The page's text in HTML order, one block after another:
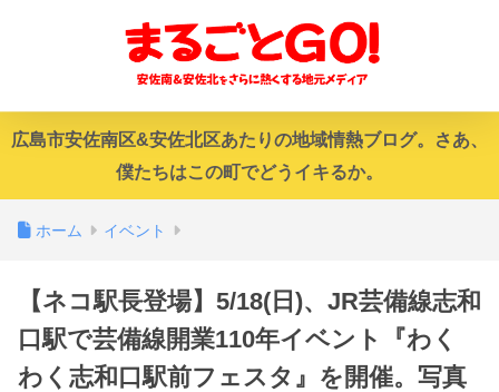
広島市安佐南区&安佐北区あたりの地域情熱ブログ。さあ、
僕たちはこの町でどうイキるか。
ホーム イベント
【ネコ駅長登場】5/18(日)、JR芸備線志和
口駅で芸備線開業110年イベント『わく
わく志和口駅前フェスタ』を開催。写真